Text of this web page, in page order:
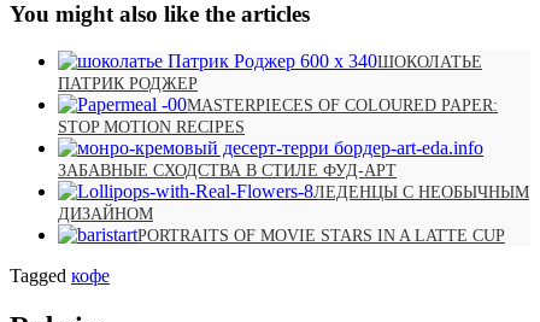
You might also like the articles
ШОКОЛАТЬЕ
ПАТРИК РОДЖЕР
MASTERPIECES OF COLOURED PAPER:
STOP MOTION RECIPES
ЗАБАВНЫЕ СХОДСТВА В СТИЛЕ ФУД-АРТ
ЛЕДЕНЦЫ С НЕОБЫЧНЫМ
ДИЗАЙНОМ
PORTRAITS OF MOVIE STARS IN A LATTE CUP
Tagged кофе